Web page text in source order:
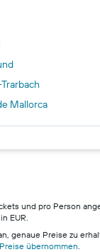
Mallorca
in Holstein
und pro Person
EUR.
genaue Preise zu
übernommen.